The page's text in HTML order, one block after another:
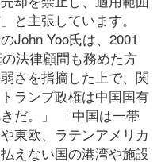
と主張しています。
John Yoo氏は、2001
法律顧問も務めた方
さを指摘した上で、関
ランプ政権は中国国有
だ。」 「中国は一帯
東欧、ラテンアメリカ
えない国の港湾や施設